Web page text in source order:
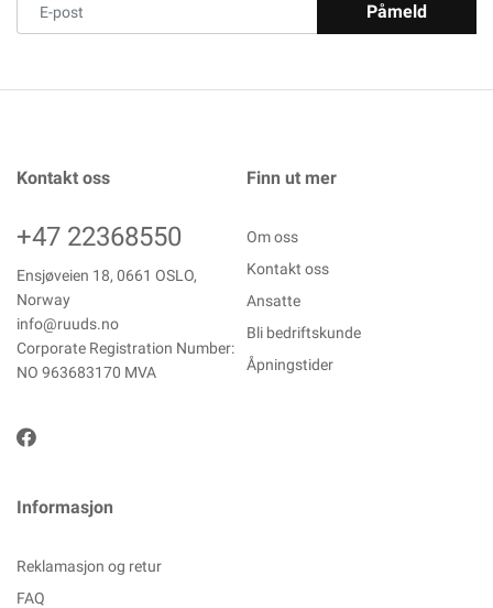
Påmeld
Kontakt oss
+47 22368550
Ensjøveien 18, 0661 OSLO,
Norway
info@ruuds.no
Corporate Registration Number:
NO 963683170 MVA
Finn ut mer
Om oss
Kontakt oss
Ansatte
Bli bedriftskunde
Åpningstider
Informasjon
Reklamasjon og retur
FAQ